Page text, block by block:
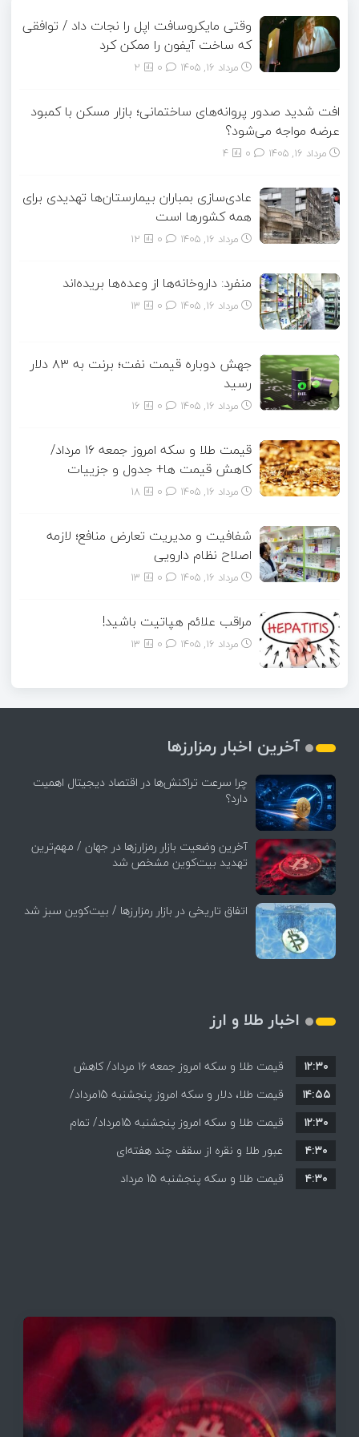
وقتی مایکروسافت اپل را نجات داد / توافقی
که ساخت آیفون را ممکن کرد
مرداد ۱۶, ۱۴۰۵ 2
افت شدید صدور پروانه‌های ساختمانی؛ بازار مسکن با کمبود
عرضه مواجه می‌شود؟
مرداد ۱۶, ۱۴۰۵ 4
عادی‌سازی بمباران بیمارستان‌ها تهدیدی برای
همه کشورها است
مرداد ۱۶, ۱۴۰۵ 12
منفرد: داروخانه‌ها از وعده‌ها بریده‌اند
مرداد ۱۶, ۱۴۰۵ 13
جهش دوباره قیمت نفت؛ برنت به ۸۳ دلار
رسید
مرداد ۱۶, ۱۴۰۵ 16
قیمت طلا و سکه امروز جمعه ۱۶ مرداد/
کاهش قیمت ها+ جدول و جزییات
مرداد ۱۶, ۱۴۰۵ 18
شفافیت و مدیریت تعارض منافع؛ لازمه
اصلاح نظام دارویی
مرداد ۱۶, ۱۴۰۵ 13
مراقب علائم هپاتیت باشید!
مرداد ۱۶, ۱۴۰۵ 13
آخرین اخبار رمزارزها
چرا سرعت تراکنش‌ها در اقتصاد دیجیتال اهمیت
دارد؟
آخرین وضعیت بازار رمزارزها در جهان / مهم‌ترین
تهدید بیت‌کوین مشخص شد
اتفاق تاریخی در بازار رمزارزها / بیت‌کوین سبز شد
اخبار طلا و ارز
قیمت طلا و سکه امروز جمعه ۱۶ مرداد/ کاهش
قیمت ها+ جدول و جزییات
۱۲:۳۰
قیمت طلا، دلار و سکه امروز پنجشنبه 15مرداد/
افزایش قیمت ها + جدول
۱۴:۵۵
قیمت طلا و سکه امروز پنجشنبه 15مرداد/ تمام
قیمت ها بر مدار افزایش + جدول
۱۲:۳۰
عبور طلا و نقره از سقف چند هفته‌ای
۴:۳۰
قیمت طلا و سکه پنجشنبه 15 مرداد
۴:۳۰